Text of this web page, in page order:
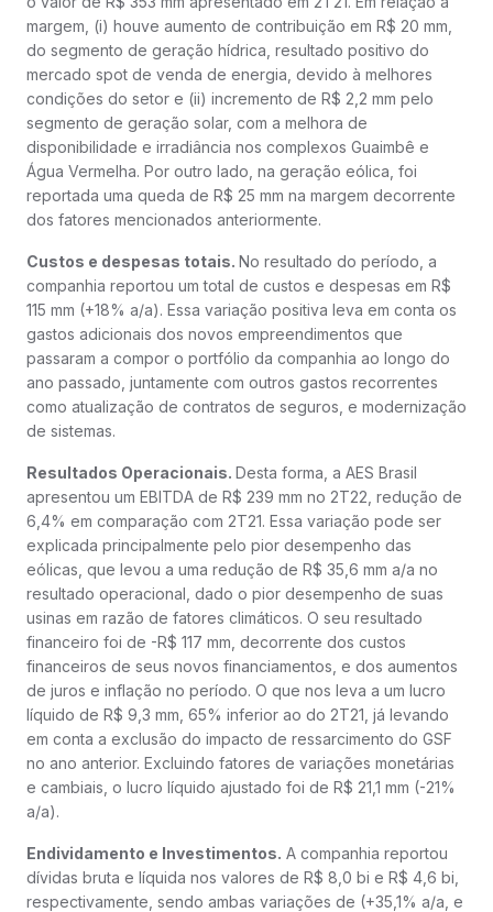
margem, (i) houve aumento de contribuição em R$ 20 mm,
do segmento de geração hídrica, resultado positivo do
mercado spot de venda de energia, devido à melhores
condições do setor e (ii) incremento de R$ 2,2 mm pelo
segmento de geração solar, com a melhora de
disponibilidade e irradiância nos complexos Guaimbê e
Água Vermelha. Por outro lado, na geração eólica, foi
reportada uma queda de R$ 25 mm na margem decorrente
dos fatores mencionados anteriormente.
Custos e despesas totais. No resultado do período, a
companhia reportou um total de custos e despesas em R$
115 mm (+18% a/a). Essa variação positiva leva em conta os
gastos adicionais dos novos empreendimentos que
passaram a compor o portfólio da companhia ao longo do
ano passado, juntamente com outros gastos recorrentes
como atualização de contratos de seguros, e modernização
de sistemas.
Resultados Operacionais. Desta forma, a AES Brasil
apresentou um EBITDA de R$ 239 mm no 2T22, redução de
6,4% em comparação com 2T21. Essa variação pode ser
explicada principalmente pelo pior desempenho das
eólicas, que levou a uma redução de R$ 35,6 mm a/a no
resultado operacional, dado o pior desempenho de suas
usinas em razão de fatores climáticos. O seu resultado
financeiro foi de -R$ 117 mm, decorrente dos custos
financeiros de seus novos financiamentos, e dos aumentos
de juros e inflação no período. O que nos leva a um lucro
líquido de R$ 9,3 mm, 65% inferior ao do 2T21, já levando
em conta a exclusão do impacto de ressarcimento do GSF
no ano anterior. Excluindo fatores de variações monetárias
e cambiais, o lucro líquido ajustado foi de R$ 21,1 mm (-21%
a/a).
Endividamento e Investimentos. A companhia reportou
dívidas bruta e líquida nos valores de R$ 8,0 bi e R$ 4,6 bi,
respectivamente, sendo ambas variações de (+35,1% a/a, e